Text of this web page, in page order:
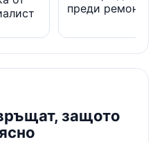
преди ремонт
защото